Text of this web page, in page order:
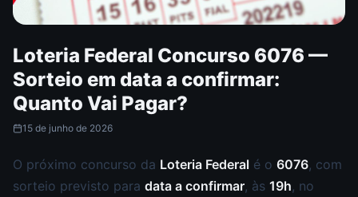
Loteria Federal Concurso 6076 —
Sorteio em data a confirmar:
Quanto Vai Pagar?
15 de junho de 2026
O próximo concurso da Loteria Federal é o 6076, com
sorteio previsto para data a confirmar, às 19h, no